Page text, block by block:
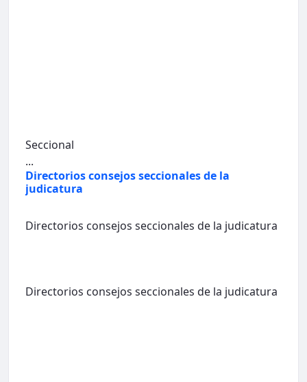
Seccional
...
Directorios consejos seccionales de la
judicatura
Directorios consejos seccionales de la judicatura
Directorios consejos seccionales de la judicatura